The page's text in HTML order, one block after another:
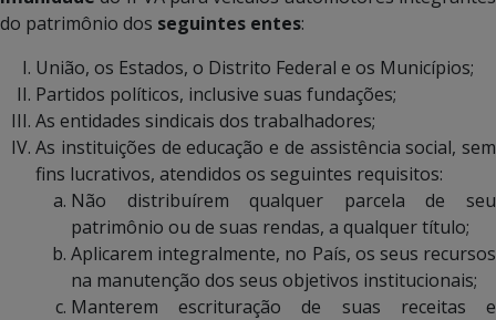
do patrimônio dos seguintes entes:
União, os Estados, o Distrito Federal e os Municípios;
Partidos políticos, inclusive suas fundações;
As entidades sindicais dos trabalhadores;
As instituições de educação e de assistência social, sem
fins lucrativos, atendidos os seguintes requisitos:
Não distribuírem qualquer parcela de seu
patrimônio ou de suas rendas, a qualquer título;
Aplicarem integralmente, no País, os seus recursos
na manutenção dos seus objetivos institucionais;
Manterem escrituração de suas receitas e